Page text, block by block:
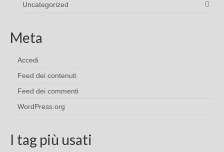
Uncategorized
Meta
Accedi
Feed dei contenuti
Feed dei commenti
WordPress.org
I tag più usati